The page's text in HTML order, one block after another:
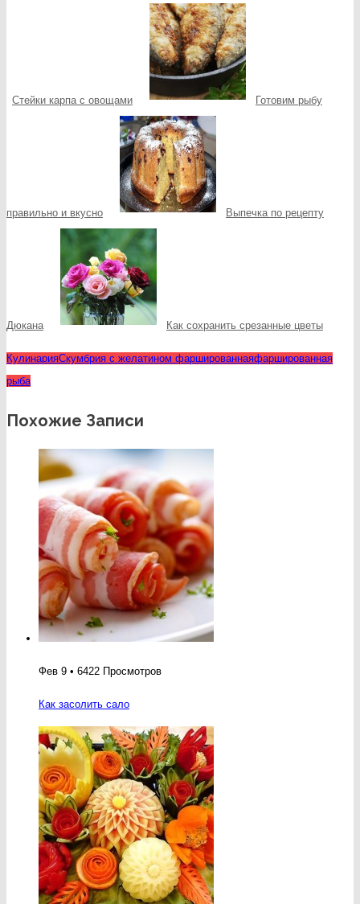
Стейки карпа с овощами Готовим рыбу
правильно и вкусно Выпечка по рецепту
Дюкана Как сохранить срезанные цветы
КулинарияСкумбрия с желатином фаршированнаяфаршированная
рыба
Похожие Записи
Фев 9 • 6422 Просмотров
Как засолить сало